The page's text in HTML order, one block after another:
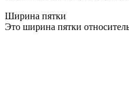
Ширина пятки
Это ширина пятки